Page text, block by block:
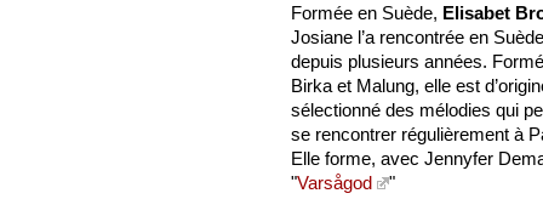
Formée en Suède, Elisabet
Josiane l’a rencontrée en
depuis plusieurs années.
Birka et Malung, elle est
sélectionné des mélodies qui
se rencontrer régulièrement à
Elle forme, avec Jennyfer
"Varsågod
"